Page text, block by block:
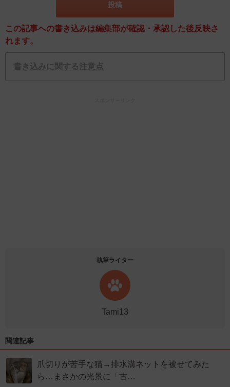
この記事への書き込みは編集部が確認・承認した後反映さ
れます。
書き込みに関する注意点
執筆ライター
Tami13
関連記事
爪切りが苦手な猫→排水溝ネットを被せてみた
ら…まさかの光景に「古…